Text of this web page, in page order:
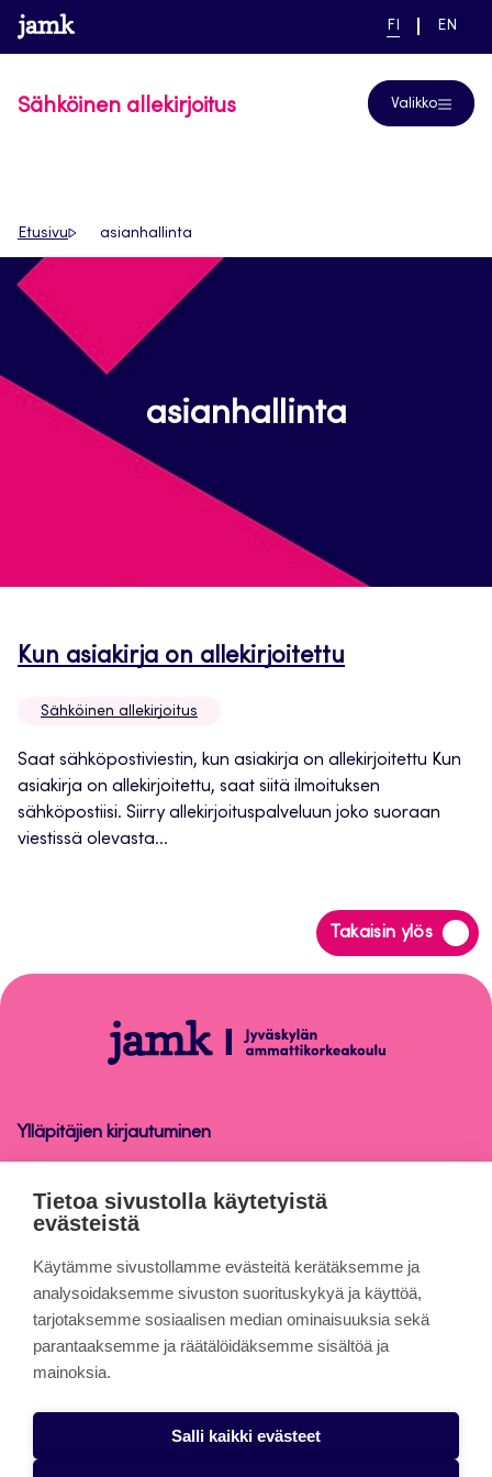
Siirry
suoraan
www.jamk.fi linkki pääsivustolle
NYKYINEN
FI
VAIHDA
EN
Sähköinen allekirjoitus Valikko
Etusivu asianhallinta
asianhallinta
Kun asiakirja on allekirjoitettu
Sähköinen allekirjoitus
Saat sähköpostiviestin, kun asiakirja on allekirjoitettu Kun
asiakirja on allekirjoitettu, saat siitä ilmoituksen
sähköpostiisi. Siirry allekirjoituspalveluun joko suoraan
viestissä olevasta...
Takaisin ylös
Siirry
takaisin
Sähköinen
allekirjoitus
Ylläpitäjien kirjautuminen
Sähköinen allekirjoitus
Tietoa sivuista
Evästeet
Saavutettavuusseloste
Tietosuojaseloste
Alasottoilmoitus
Tietoa sivustolla käytetyistä
evästeistä
Käytämme sivustollamme evästeitä kerätäksemme ja
analysoidaksemme sivuston suorituskykyä ja käyttöä,
tarjotaksemme sosiaalisen median ominaisuuksia sekä
parantaaksemme ja räätälöidäksemme sisältöä ja
mainoksia.
Salli kaikki evästeet